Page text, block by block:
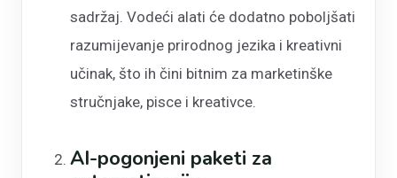
sadržaj. Vodeći alati će dodatno poboljšati
razumijevanje prirodnog jezika i kreativni
učinak, što ih čini bitnim za marketinške
stručnjake, pisce i kreativce.
AI-pogonjeni paketi za